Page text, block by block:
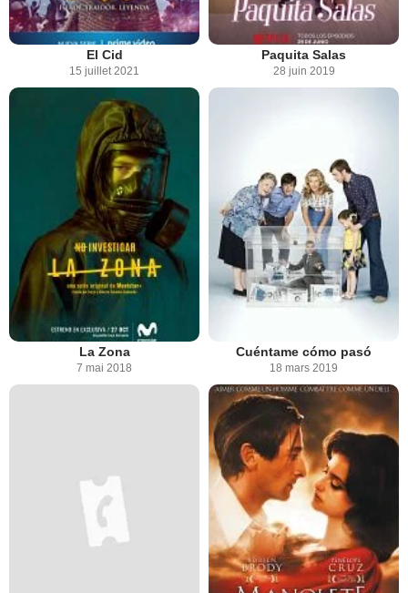
El Cid
15 juillet 2021
Paquita Salas
28 juin 2019
La Zona
7 mai 2018
Cuéntame cómo pasó
18 mars 2019